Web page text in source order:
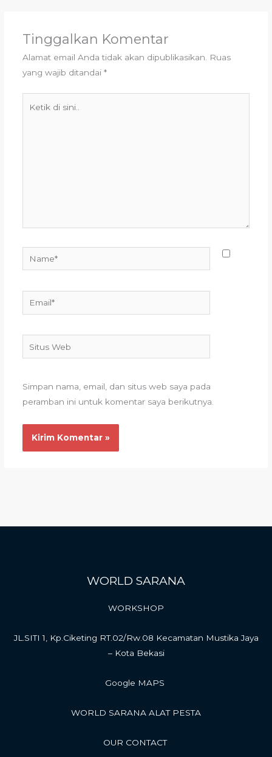
Tinggalkan Komentar
Alamat email Anda tidak akan dipublikasikan.
Ruas
yang wajib ditandai *
Situs
Web
Simpan nama, email, dan situs web saya pada
peramban ini untuk komentar saya berikutnya.
WORLD SARANA
WORKSHOP
JL.SITI 1, Kp.Ciketing RT.02/Rw.08 Kecamatan Mustika Jaya
– Kota Bekasi
Google MAPS
WORLD SARANA ALAT PESTA
OUR CONTACT